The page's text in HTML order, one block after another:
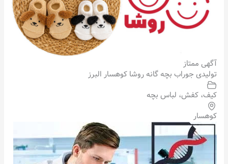
آگهی ممتاز
تولیدی جوراب بچه گانه روشا کوهسار البرز
کیف، کفش، لباس بچه
کوهسار